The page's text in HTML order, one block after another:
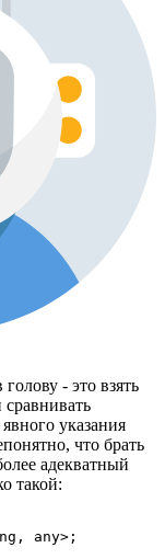
- это взять
сравнивать
указания
что брать
адекватный
такой:
any>;